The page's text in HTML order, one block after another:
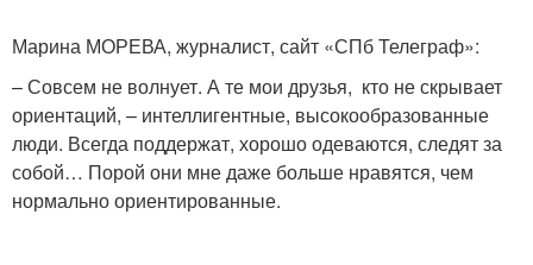
Марина МОРЕВА, журналист, сайт «СПб Телеграф»:
– Совсем не волнует. А те мои друзья, кто не скрывает
ориентаций, – интеллигентные, высокообразованные
люди. Всегда поддержат, хорошо одеваются, следят за
собой… Порой они мне даже больше нравятся, чем
нормально ориентированные.